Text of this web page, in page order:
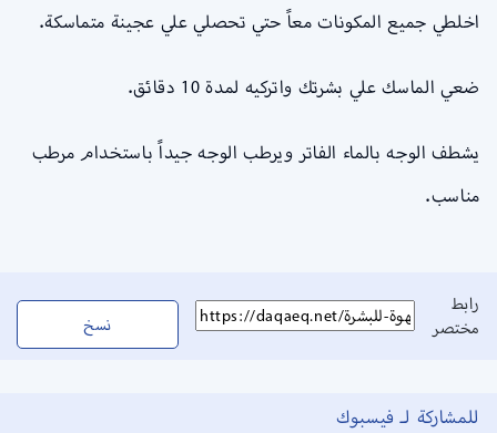
اخلطي جميع المكونات معاً حتي تحصلي علي عجينة متماسكة.
ضعي الماسك علي بشرتك واتركيه لمدة 10 دقائق.
يشطف الوجه بالماء الفاتر ويرطب الوجه جيداً باستخدام مرطب
مناسب.
رابط
مختصر
نسخ
للمشاركة لـ فيسبوك